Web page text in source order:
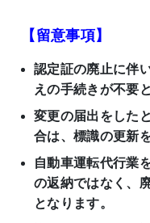
【留意事項】
認定証の廃止に伴
えの手続きが不要
変更の届出をした
合は、標識の更新
自動車運転代行業
の返納ではなく、
となります。